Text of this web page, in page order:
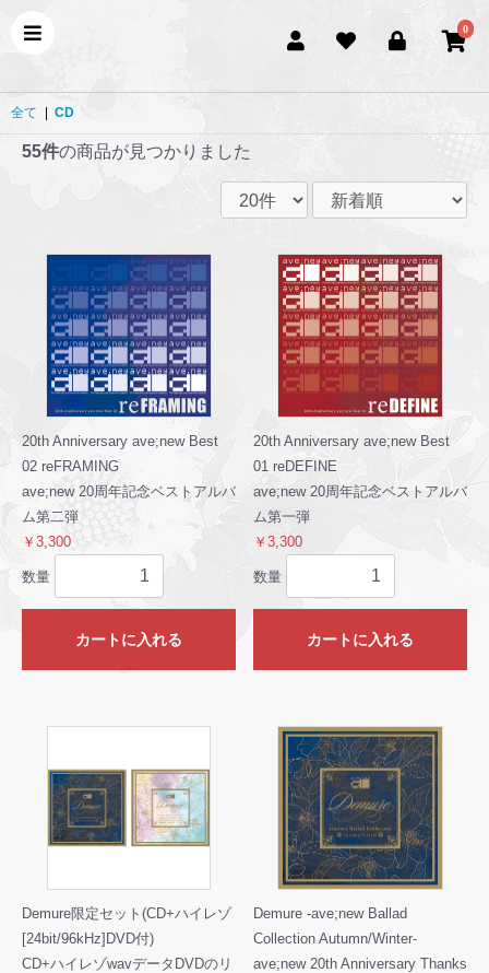
0
全て CD
55件の商品が見つかりました
20th Anniversary ave;new Best
02 reFRAMING
ave;new 20周年記念ベストアルバ
ム第二弾
￥3,300
数量
カートに入れる
20th Anniversary ave;new Best
01 reDEFINE
ave;new 20周年記念ベストアルバ
ム第一弾
￥3,300
数量
カートに入れる
Demure限定セット(CD+ハイレゾ
[24bit/96kHz]DVD付)
CD+ハイレゾwavデータDVDのリ
Demure -ave;new Ballad
Collection Autumn/Winter-
ave;new 20th Anniversary Thanks